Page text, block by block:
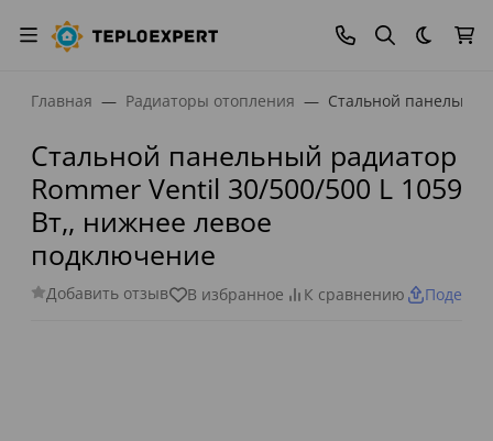
Темная
Главная Радиаторы отопления Стальной
Стальной панельный радиатор
Rommer Ventil 30/500/500 L 1059
Вт,, нижнее левое
подключение
Добавить отзыв В избранное К сравнению